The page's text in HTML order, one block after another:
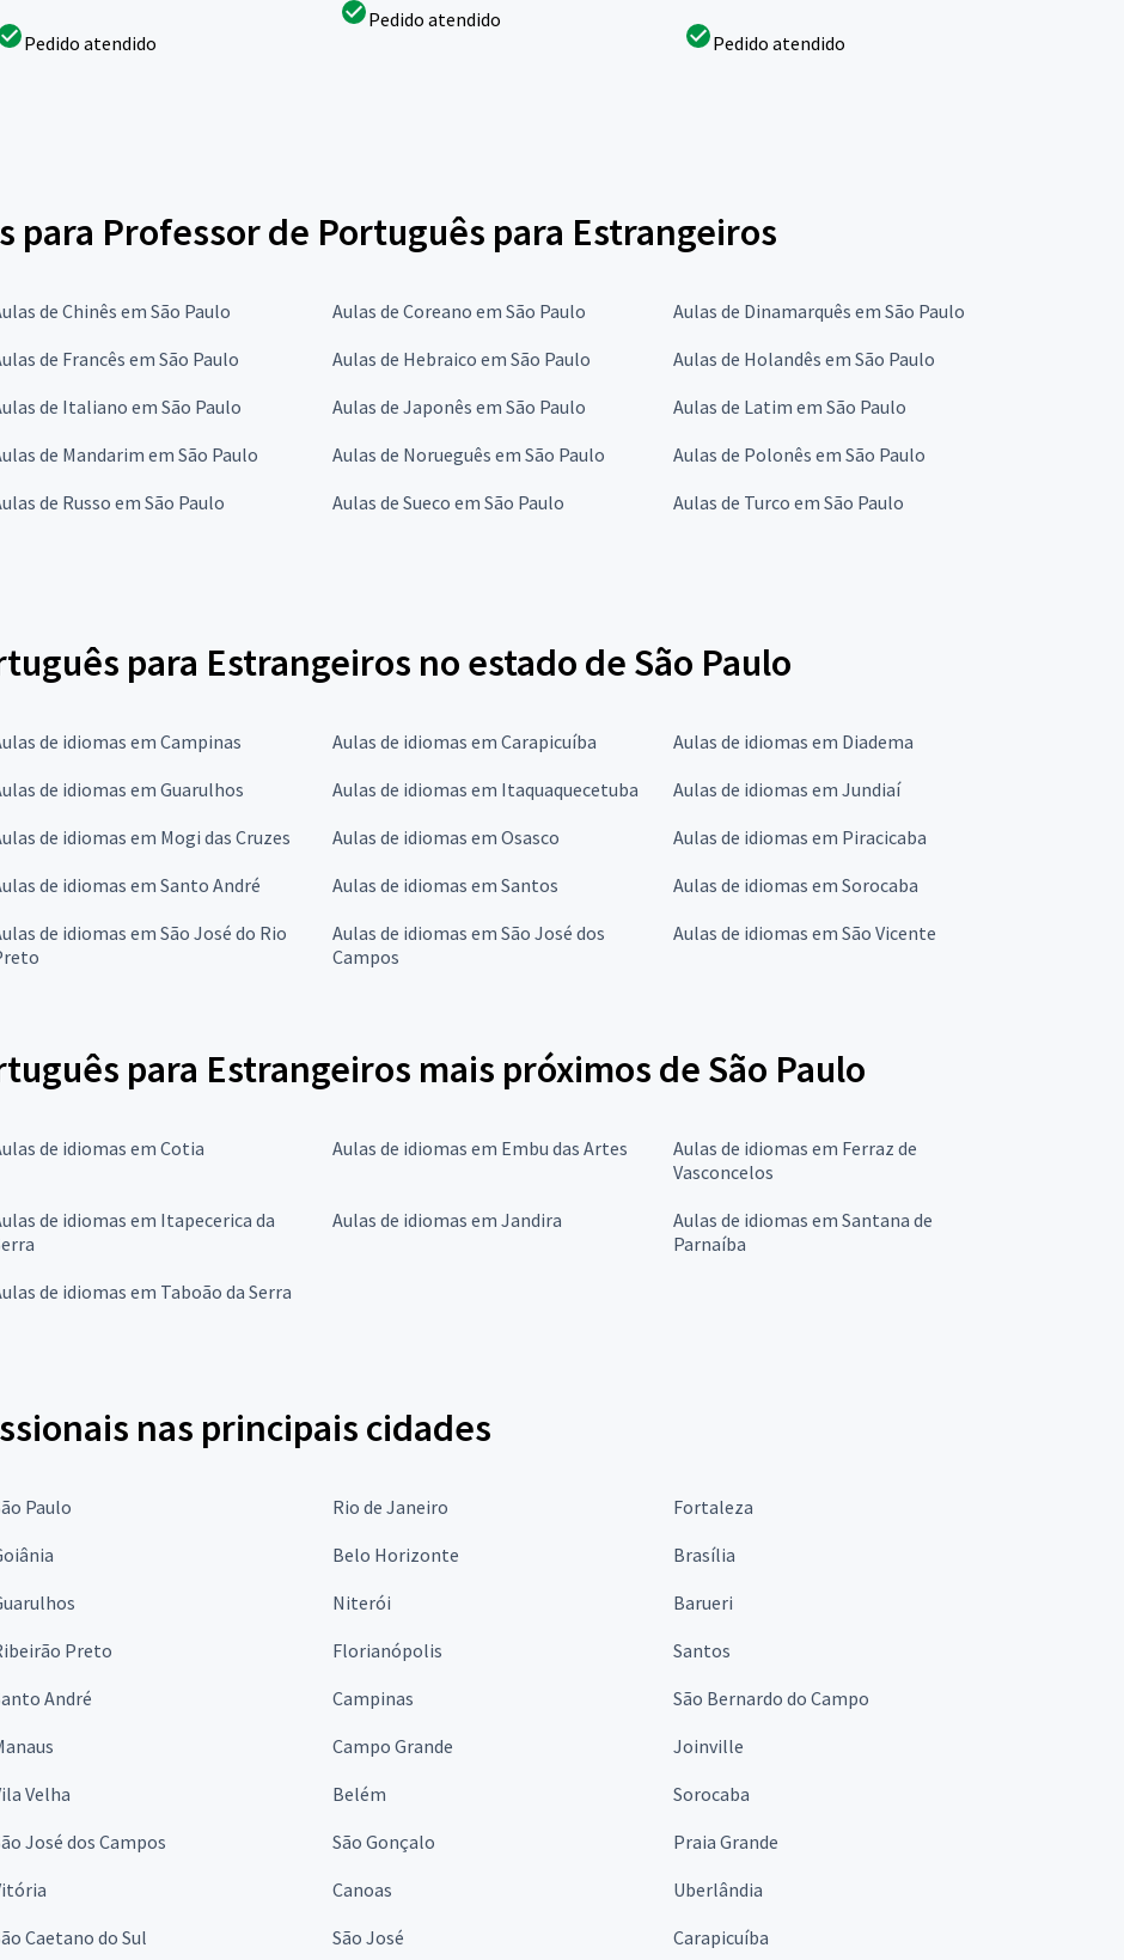
Pedido atendido
Pedido atendido
Pedido atendido
para Professor de Português para Estrangeiros
de Chinês em São Paulo Aulas de Coreano em São Paulo
Aulas de Dinamarquês em São Paulo
de Francês em São Paulo Aulas de Hebraico em São Paulo
Aulas de Holandês em São Paulo
de Italiano em São Paulo Aulas de Japonês em São Paulo
Aulas de Latim em São Paulo
de Mandarim em São Paulo Aulas de Norueguês em São Paulo
Aulas de Polonês em São Paulo
de Russo em São Paulo Aulas de Sueco em São Paulo
Aulas de Turco em São Paulo
para Estrangeiros no estado de São Paulo
de idiomas em Campinas Aulas de idiomas em Carapicuíba
Aulas de idiomas em Diadema
de idiomas em Guarulhos Aulas de idiomas em Itaquaquecetuba
Aulas de idiomas em Jundiaí
de idiomas em Mogi das Cruzes Aulas de idiomas em Osasco
Aulas de idiomas em Piracicaba
de idiomas em Santo André Aulas de idiomas em Santos
Aulas de idiomas em Sorocaba
de idiomas em São José do Rio
Aulas de idiomas em São José dos
Campos
Aulas de idiomas em São Vicente
para Estrangeiros mais próximos de São Paulo
de idiomas em Cotia Aulas de idiomas em Embu das Artes
Aulas de idiomas em Ferraz de
Vasconcelos
de idiomas em Itapecerica da
Aulas de idiomas em Jandira
Aulas de idiomas em Santana de
Parnaíba
de idiomas em Taboão da Serra
nas principais cidades
Paulo Rio de Janeiro
Fortaleza
Belo Horizonte
Brasília
Niterói
Barueri
Preto Florianópolis
Santos
André Campinas
São Bernardo do Campo
Campo Grande
Joinville
Velha Belém
Sorocaba
José dos Campos São Gonçalo
Praia Grande
Canoas
Uberlândia
Caetano do Sul São José Carapicuíba